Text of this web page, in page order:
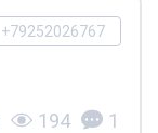
+79252026767
194 1